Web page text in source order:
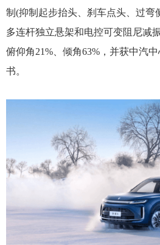
制(抑制起步抬头、刹车点头、过弯
多连杆独立悬架和电控可变阻尼减
俯仰角21%、倾角63%，并获中汽
书。